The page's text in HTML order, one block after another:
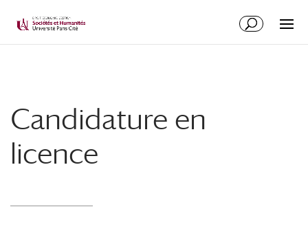
Candidature en
licence